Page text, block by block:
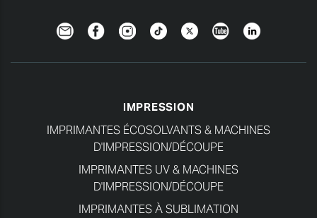
NewsletterFacebookInstagramTikTokTwitterYouTubeLinkedin
IMPRESSION
IMPRIMANTES ÉCOSOLVANTS & MACHINES
D'IMPRESSION/DÉCOUPE
IMPRIMANTES UV & MACHINES
D'IMPRESSION/DÉCOUPE
IMPRIMANTES À SUBLIMATION